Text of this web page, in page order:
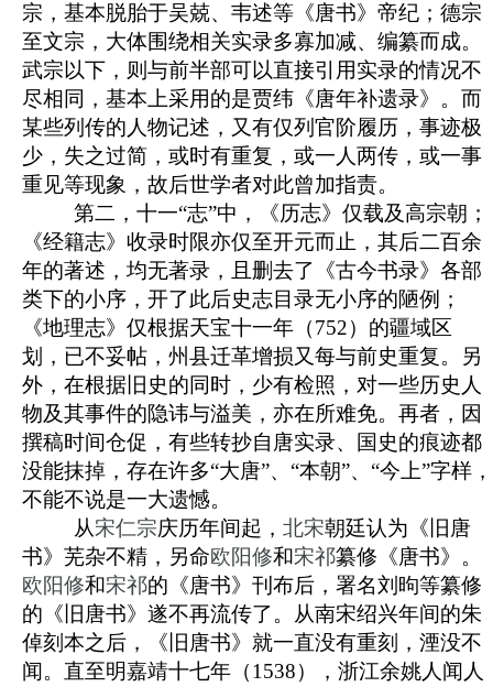
宗，基本脱胎于吴兢、 韦述等《唐书》帝纪；德宗
至文宗，大体围绕相关实录多寡加减、编纂而成。
武宗以下，则与前半部可以直接引用实录的情况不
尽相同，基本上采用的是贾纬 《唐年补遗录》。而
某些列传的人物记述，又有仅列官阶履历，事迹极
少，失之过简，或时有重复，或一人两传，或一事
重见等现象，故后世学者对此曾加指责。
第二，十一“志”中，《历志》仅载及高宗朝；
《经籍志》收录时限亦仅至开元而止，其后二百余
年的著述，均无著录，且删去了《古今书录》各部
类下的小序，开了此后史志目录无小序的陋例；
《地理志》仅根据天宝十一年（752）的疆域区
划，已不妥帖，州县迁革增损又每与前史重复。另
外，在根据旧史的同时，少有检照，对一些历史人
物及其事件的隐讳与溢美，亦在所难免。再者，因
撰稿时间仓促，有些转抄自 唐实录、 国史的痕迹都
没能抹掉，存在许多“大唐”、“本朝”、“今上”字样，
不能不说是一大遗憾。
从宋仁宗庆历年间起， 北宋朝廷认为《旧唐
书》芜杂不精，另命欧阳修和宋祁纂修《唐书》。
欧阳修和宋祁的《唐书》刊布后，署名刘昫等纂修
的《旧唐书》遂不再流传了。 从南宋绍兴年间的朱
倬刻本之后，《旧唐书》就一直没有重刻，湮没不
闻。直至明嘉靖十七年（1538） ， 浙江余姚人 闻人